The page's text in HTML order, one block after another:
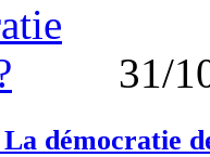
31/
démocratie